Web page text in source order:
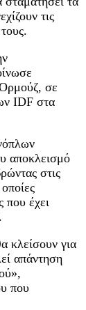
τις
Ορμούζ, σε
IDF στα
αποκλεισμό
στις
που έχει
κλείσουν για
απάντηση
που